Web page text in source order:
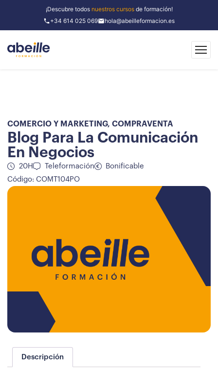
¡Descubre todos nuestros cursosde formación!
+34 614 025 069
hola@abeilleformacion.es
COMERCIO Y MARKETING, COMPRAVENTA
Blog Para La Comunicación
En Negocios
20H Teleformación
Bonificable
Código: COMT104PO
Descripción